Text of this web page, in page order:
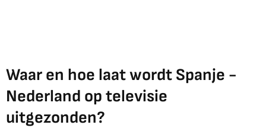
Waar en hoe laat wordt Spanje -
Nederland op televisie
uitgezonden?